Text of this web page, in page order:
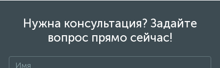
Нужна консультация? Задайте
вопрос прямо сейчас!